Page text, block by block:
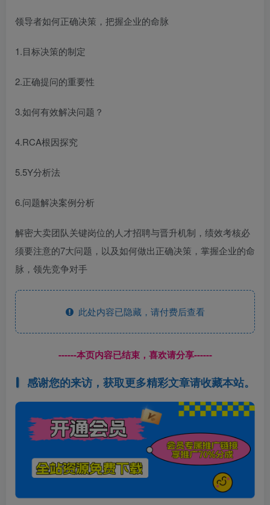
领导者如何正确决策，把握企业的命脉
1.目标决策的制定
2.正确提问的重要性
3.如何有效解决问题？
4.RCA根因探究
5.5Y分析法
6.问题解决案例分析
解密大卖团队关键岗位的人才招聘与晋升机制，绩效考核必
须要注意的7大问题，以及如何做出正确决策，掌握企业的命
脉，领先竞争对手
此处内容已隐藏，请付费后查看
------本页内容已结束，喜欢请分享------
感谢您的来访，获取更多精彩文章请收藏本站。